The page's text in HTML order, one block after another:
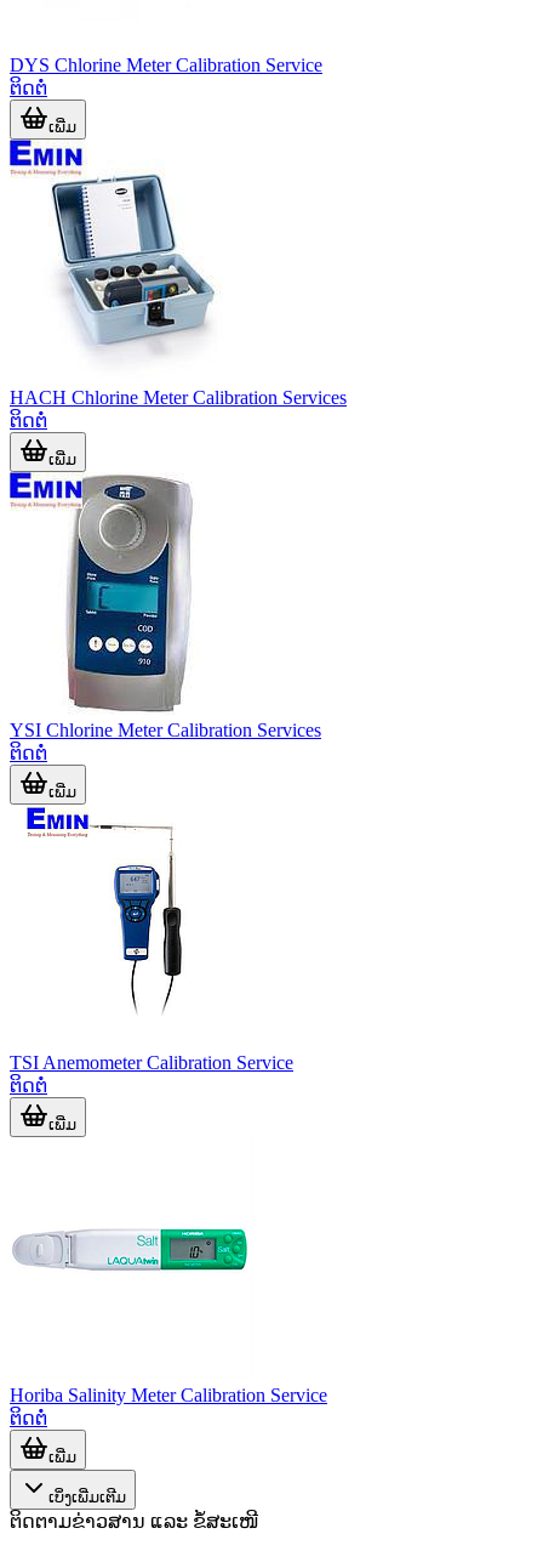
DYS Chlorine Meter Calibration Service
ຕິດຕໍ່
ເພີ່ມ
HACH Chlorine Meter Calibration Services
ຕິດຕໍ່
ເພີ່ມ
YSI Chlorine Meter Calibration Services
ຕິດຕໍ່
ເພີ່ມ
TSI Anemometer Calibration Service
ຕິດຕໍ່
ເພີ່ມ
Horiba Salinity Meter Calibration Service
ຕິດຕໍ່
ເພີ່ມ
ເບິ່ງເພີ່ມເຕີມ
ຕິດຕາມຂ່າວສານ ແລະ ຂໍ້ສະເໜີ